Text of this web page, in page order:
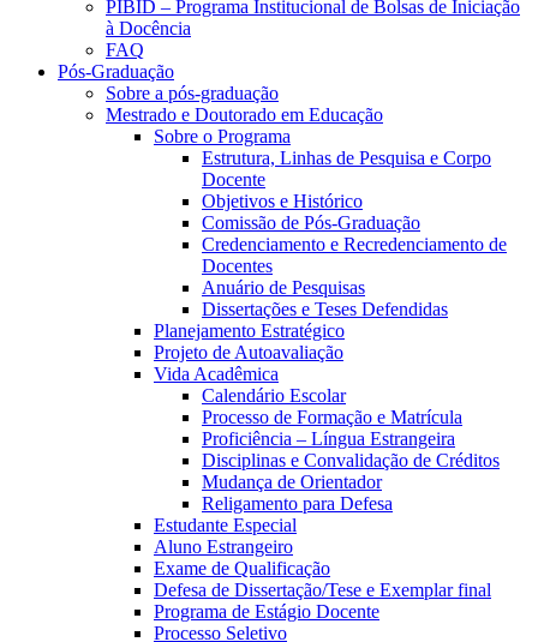
PIBID – Programa Institucional de Bolsas de Iniciação
à Docência
FAQ
Pós-Graduação
Sobre a pós-graduação
Mestrado e Doutorado em Educação
Sobre o Programa
Estrutura, Linhas de Pesquisa e Corpo
Docente
Objetivos e Histórico
Comissão de Pós-Graduação
Credenciamento e Recredenciamento de
Docentes
Anuário de Pesquisas
Dissertações e Teses Defendidas
Planejamento Estratégico
Projeto de Autoavaliação
Vida Acadêmica
Calendário Escolar
Processo de Formação e Matrícula
Proficiência – Língua Estrangeira
Disciplinas e Convalidação de Créditos
Mudança de Orientador
Religamento para Defesa
Estudante Especial
Aluno Estrangeiro
Exame de Qualificação
Defesa de Dissertação/Tese e Exemplar final
Programa de Estágio Docente
Processo Seletivo